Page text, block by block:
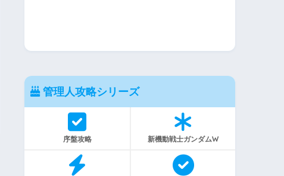
管理人攻略シリーズ
序盤攻略 新機動戦士ガンダムW